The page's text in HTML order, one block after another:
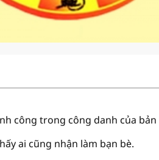
công trong công danh của bản
ai cũng nhận làm bạn bè.